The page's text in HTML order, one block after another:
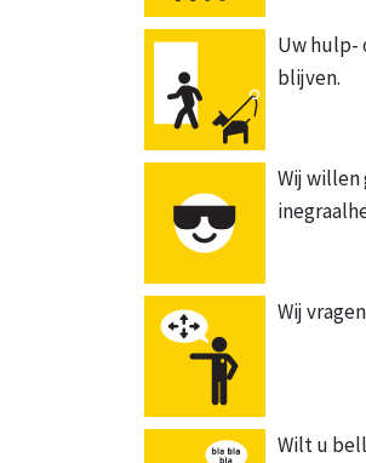
Uw hulp-
blijven.
Wij willen
Wij
Wilt u